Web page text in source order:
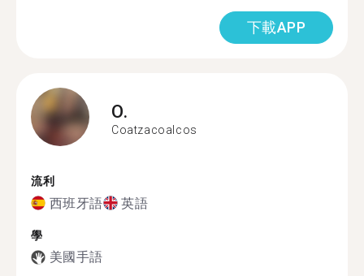
下載APP
O.
Coatzacoalcos
流利
西班牙語 英語
學
美國手語